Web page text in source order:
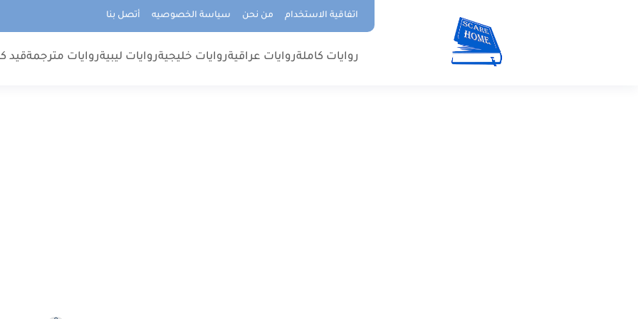
اتفاقية الاستخدام من نحن سياسة الخصوصيه أتصل بنا
روايات كاملةروايات عراقيةروايات خليجيةروايات ليبيةروايات مترجمةقيد